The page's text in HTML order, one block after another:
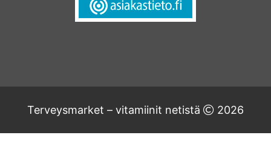
Terveysmarket – vitamiinit netistä 2026